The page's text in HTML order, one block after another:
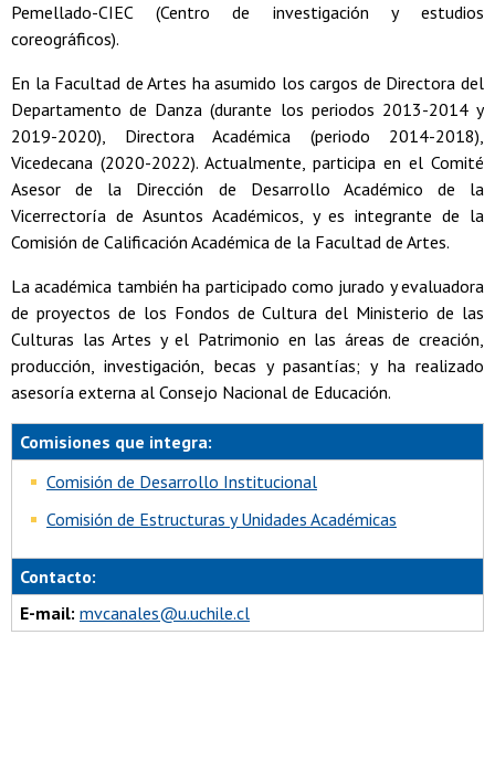
Pemellado-CIEC (Centro de investigación y estudios
coreográficos).
En la Facultad de Artes ha asumido los cargos de Directora del
Departamento de Danza (durante los periodos 2013-2014 y
2019-2020), Directora Académica (periodo 2014-2018),
Vicedecana (2020-2022). Actualmente, participa en el Comité
Asesor de la Dirección de Desarrollo Académico de la
Vicerrectoría de Asuntos Académicos, y es integrante de la
Comisión de Calificación Académica de la Facultad de Artes.
La académica también ha participado como jurado y evaluadora
de proyectos de los Fondos de Cultura del Ministerio de las
Culturas las Artes y el Patrimonio en las áreas de creación,
producción, investigación, becas y pasantías; y ha realizado
asesoría externa al Consejo Nacional de Educación.
Comisiones que integra:
Comisión de Desarrollo Institucional
Comisión de Estructuras y Unidades Académicas
Contacto:
E-mail: mvcanales@u.uchile.cl